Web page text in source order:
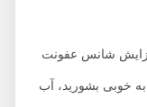
شانس عفونت
بشورید، آب